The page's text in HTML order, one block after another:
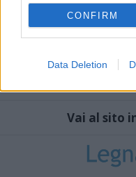
CONFIRM
Data Deletion
Vai al sito